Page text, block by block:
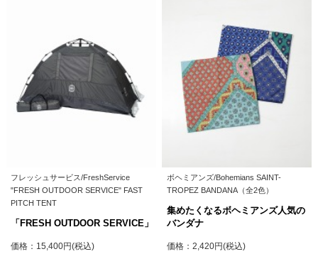
フレッシュサービス/FreshService
"FRESH OUTDOOR SERVICE" FAST
PITCH TENT
「FRESH OUTDOOR SERVICE」
価格：15,400円(税込)
ボヘミアンズ/Bohemians SAINT-
TROPEZ BANDANA（全2色）
集めたくなるボヘミアンズ人気の
バンダナ
価格：2,420円(税込)